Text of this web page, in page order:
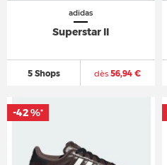
adidas
Superstar II
5 Shops dès 56,94 €
-42 %*